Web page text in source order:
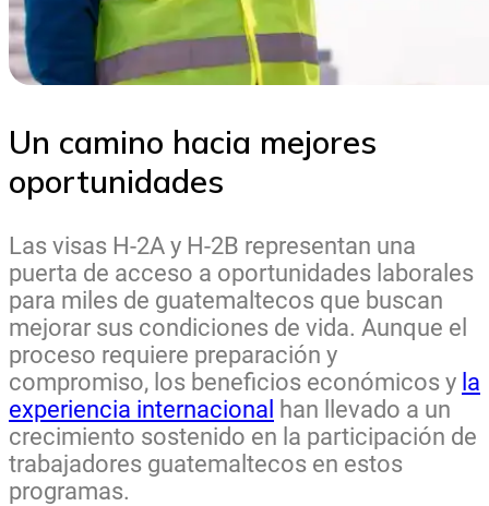
Un camino hacia mejores
oportunidades
Las visas H-2A y H-2B representan una
puerta de acceso a oportunidades laborales
para miles de guatemaltecos que buscan
mejorar sus condiciones de vida. Aunque el
proceso requiere preparación y
compromiso, los beneficios económicos y la
experiencia internacional han llevado a un
crecimiento sostenido en la participación de
trabajadores guatemaltecos en estos
programas.